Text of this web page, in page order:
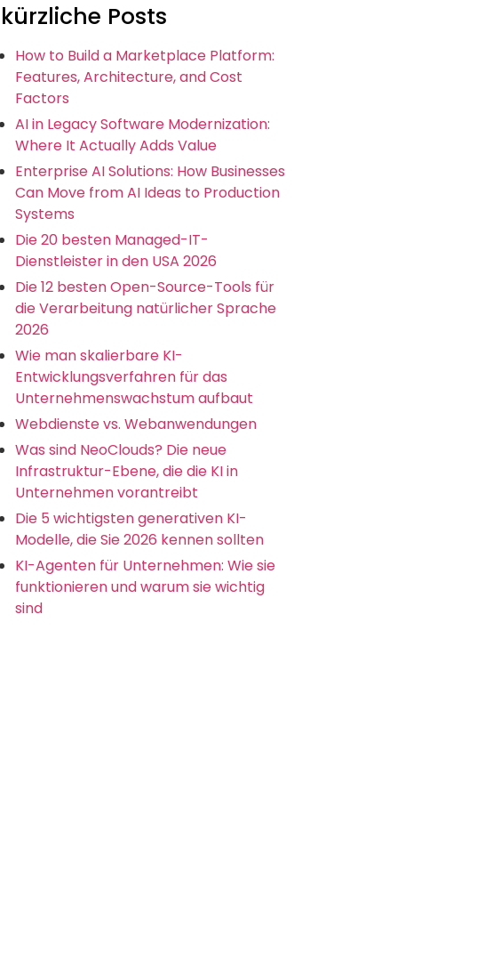
kürzliche Posts
How to Build a Marketplace Platform:
Features, Architecture, and Cost
Factors
AI in Legacy Software Modernization:
Where It Actually Adds Value
Enterprise AI Solutions: How Businesses
Can Move from AI Ideas to Production
Systems
Die 20 besten Managed-IT-
Dienstleister in den USA 2026
Die 12 besten Open-Source-Tools für
die Verarbeitung natürlicher Sprache
2026
Wie man skalierbare KI-
Entwicklungsverfahren für das
Unternehmenswachstum aufbaut
Webdienste vs. Webanwendungen
Was sind NeoClouds? Die neue
Infrastruktur-Ebene, die die KI in
Unternehmen vorantreibt
Die 5 wichtigsten generativen KI-
Modelle, die Sie 2026 kennen sollten
KI-Agenten für Unternehmen: Wie sie
funktionieren und warum sie wichtig
sind